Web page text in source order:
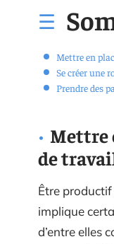
Mettre en
Se créer une
Prendre des
Mettre
de
Être
implique
d’entre elles